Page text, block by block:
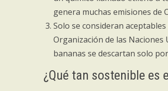
genera muchas emisiones de
Solo se consideran
Organización de las
bananas se descartan solo
¿Qué tan sostenible es